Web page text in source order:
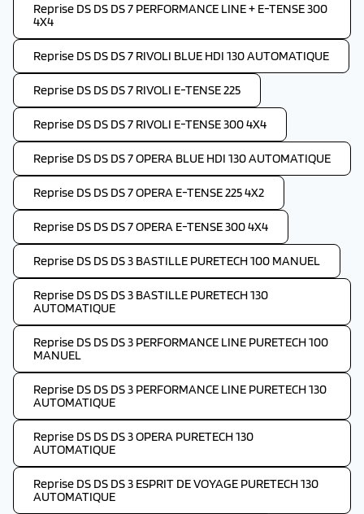
Reprise DS DS DS 7 PERFORMANCE LINE + E-TENSE 300
4X4
Reprise DS DS DS 7 RIVOLI BLUE HDI 130 AUTOMATIQUE
Reprise DS DS DS 7 RIVOLI E-TENSE 225
Reprise DS DS DS 7 RIVOLI E-TENSE 300 4X4
Reprise DS DS DS 7 OPERA BLUE HDI 130 AUTOMATIQUE
Reprise DS DS DS 7 OPERA E-TENSE 225 4X2
Reprise DS DS DS 7 OPERA E-TENSE 300 4X4
Reprise DS DS DS 3 BASTILLE PURETECH 100 MANUEL
Reprise DS DS DS 3 BASTILLE PURETECH 130
AUTOMATIQUE
Reprise DS DS DS 3 PERFORMANCE LINE PURETECH 100
MANUEL
Reprise DS DS DS 3 PERFORMANCE LINE PURETECH 130
AUTOMATIQUE
Reprise DS DS DS 3 OPERA PURETECH 130
AUTOMATIQUE
Reprise DS DS DS 3 ESPRIT DE VOYAGE PURETECH 130
AUTOMATIQUE